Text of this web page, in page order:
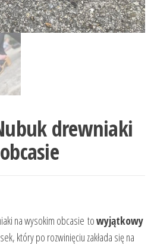
drewniaki
na wysokim obcasie towyjątkowy
który po rozwinięciu zakłada się na